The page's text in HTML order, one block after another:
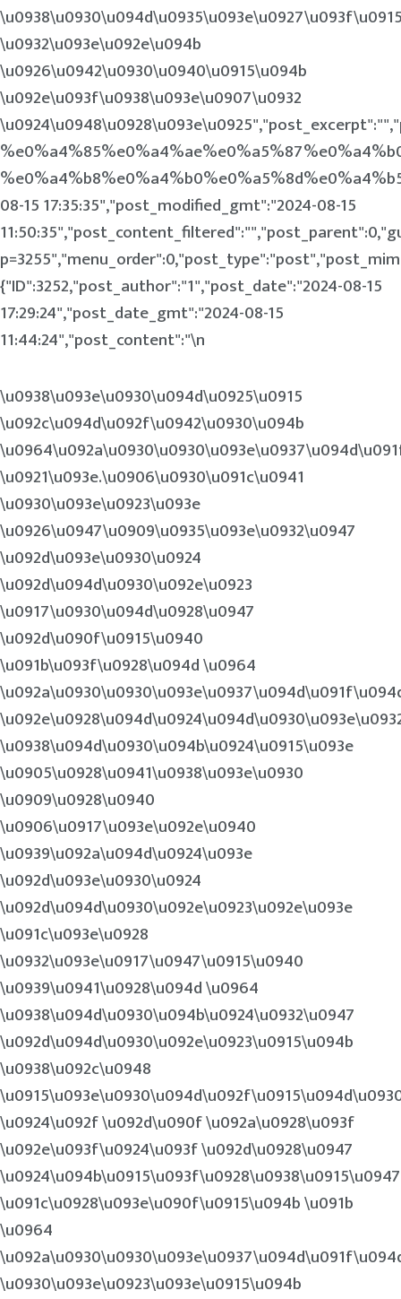
\u0932\u093e\u092e\u094b
\u0926\u0942\u0930\u0940\u0915\u094b
\u092e\u093f\u0938\u093e\u0907\u0932
08-15 17:35:35","post_modified_gmt":"2024-08-15
{"ID":3252,"post_author":"1","post_date":"2024-08-15
17:29:24","post_date_gmt":"2024-08-15
11:44:24","post_content":"\n
\u0938\u093e\u0930\u094d\u0925\u0915
\u092c\u094d\u092f\u0942\u0930\u094b
\u0921\u093e.\u0906\u0930\u091c\u0941
\u0930\u093e\u0923\u093e
\u0926\u0947\u0909\u0935\u093e\u0932\u0947
\u092d\u093e\u0930\u0924
\u092d\u094d\u0930\u092e\u0923
\u0917\u0930\u094d\u0928\u0947
\u092d\u090f\u0915\u0940
\u091b\u093f\u0928\u094d \u0964
\u0938\u094d\u0930\u094b\u0924\u0915\u093e
\u0905\u0928\u0941\u0938\u093e\u0930
\u0909\u0928\u0940
\u0906\u0917\u093e\u092e\u0940
\u0939\u092a\u094d\u0924\u093e
\u092d\u093e\u0930\u0924
\u092d\u094d\u0930\u092e\u0923\u092e\u093e
\u091c\u093e\u0928
\u0932\u093e\u0917\u0947\u0915\u0940
\u0939\u0941\u0928\u094d \u0964
\u0938\u094d\u0930\u094b\u0924\u0932\u0947
\u092d\u094d\u0930\u092e\u0923\u0915\u094b
\u0938\u092c\u0948
\u0924\u092f \u092d\u090f \u092a\u0928\u093f
\u092e\u093f\u0924\u093f \u092d\u0928\u0947
\u091c\u0928\u093e\u090f\u0915\u094b \u091b
\u0964
\u0930\u093e\u0923\u093e\u0915\u094b